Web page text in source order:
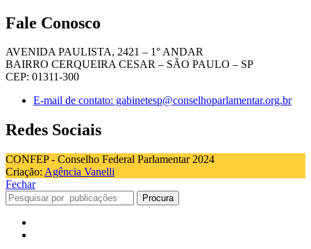
Fale Conosco
AVENIDA PAULISTA, 2421 – 1° ANDAR
BAIRRO CERQUEIRA CESAR – SÃO PAULO – SP
CEP: 01311-300
E-mail de contato: gabinetesp@conselhoparlamentar.org.br
Redes Sociais
CONFEP - Conselho Federal Parlamentar 2024
Criação: Agência Vanelli
Fechar
Procura